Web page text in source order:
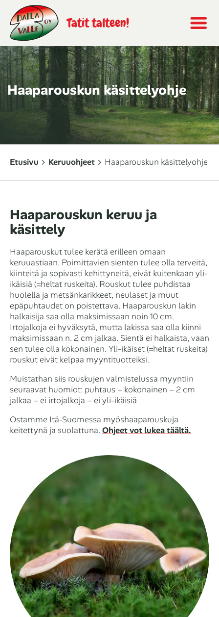
Tatit talteen!
Haaparouskun käsittelyohje
Etusivu Keruuohjeet Haaparouskun käsittelyohje
Haaparouskun keruu ja
käsittely
Haaparouskut tulee kerätä erilleen omaan
keruuastiaan. Poimittavien sienten tulee olla terveitä,
kiinteitä ja sopivasti kehittyneitä, eivät kuitenkaan yli-
ikäisiä (=heltat ruskeita). Rouskut tulee puhdistaa
huolella ja metsänkarikkeet, neulaset ja muut
epäpuhtaudet on poistettava. Haaparouskun lakin
halkaisija saa olla maksimissaan noin 10 cm.
Irtojalkoja ei hyväksytä, mutta lakissa saa olla kiinni
maksimissaan n. 2 cm jalkaa. Sientä ei halkaista, vaan
sen tulee olla kokonainen. Yli-ikäiset (=heltat ruskeita)
rouskut eivät kelpaa myyntituotteiksi.
Muistathan siis rouskujen valmistelussa myyntiin
seuraavat huomiot: puhtaus – kokonainen – 2 cm
jalkaa – ei irtojalkoja – ei yli-ikäisiä
Ostamme Itä-Suomessa myöshaaparouskuja
keitettynä ja suolattuna. Ohjeet vot lukea täältä.